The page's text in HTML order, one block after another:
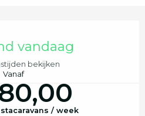
vandaag
bekijken
Vanaf
/ week